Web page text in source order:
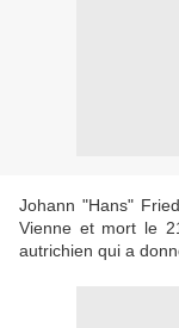
Johann "Hans"
Vienne et mort le
autrichien qui a